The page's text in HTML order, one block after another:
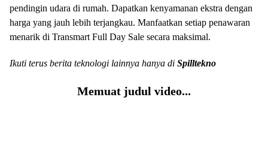
pendingin udara di rumah. Dapatkan kenyamanan ekstra dengan
harga yang jauh lebih terjangkau. Manfaatkan setiap penawaran
menarik di Transmart Full Day Sale secara maksimal.
Ikuti terus berita teknologi lainnya hanya di Spilltekno
Memuat judul video...